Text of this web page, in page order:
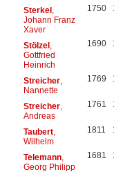
Sterkel,
Johann Franz
Xaver
1750
Stölzel,
Gottfried
Heinrich
1690
Streicher,
Nannette
1769
Streicher,
Andreas
1761
Taubert,
Wilhelm
1811
Telemann,
Georg Philipp
1681